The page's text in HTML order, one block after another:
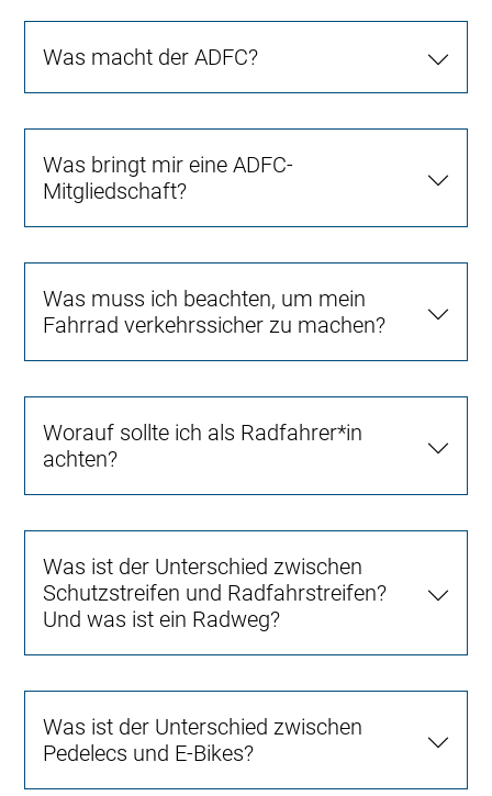
Was macht der ADFC?
Was bringt mir eine ADFC-
Mitgliedschaft?
Was muss ich beachten, um mein
Fahrrad verkehrssicher zu machen?
Worauf sollte ich als Radfahrer*in
achten?
Was ist der Unterschied zwischen
Schutzstreifen und Radfahrstreifen?
Und was ist ein Radweg?
Was ist der Unterschied zwischen
Pedelecs und E-Bikes?